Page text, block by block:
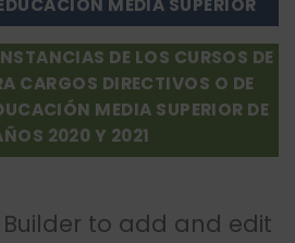
MEDIA SUPERIOR
DE LOS CURSOS DE
CARGOS DIRECTIVOS O DE
MEDIA SUPERIOR DE
2020 Y 2021
Builder to add and edit